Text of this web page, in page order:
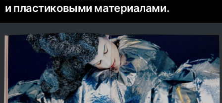
и пластиковыми материалами.